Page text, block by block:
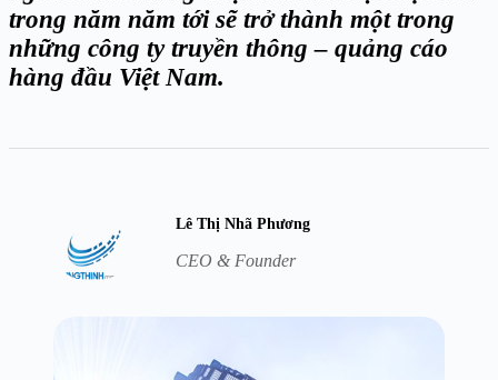
trong năm năm tới sẽ trở thành một trong
những công ty truyền thông – quảng cáo
hàng đầu Việt Nam.
Lê Thị Nhã Phương
CEO & Founder